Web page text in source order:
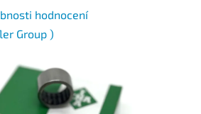
hodnocení
Group )